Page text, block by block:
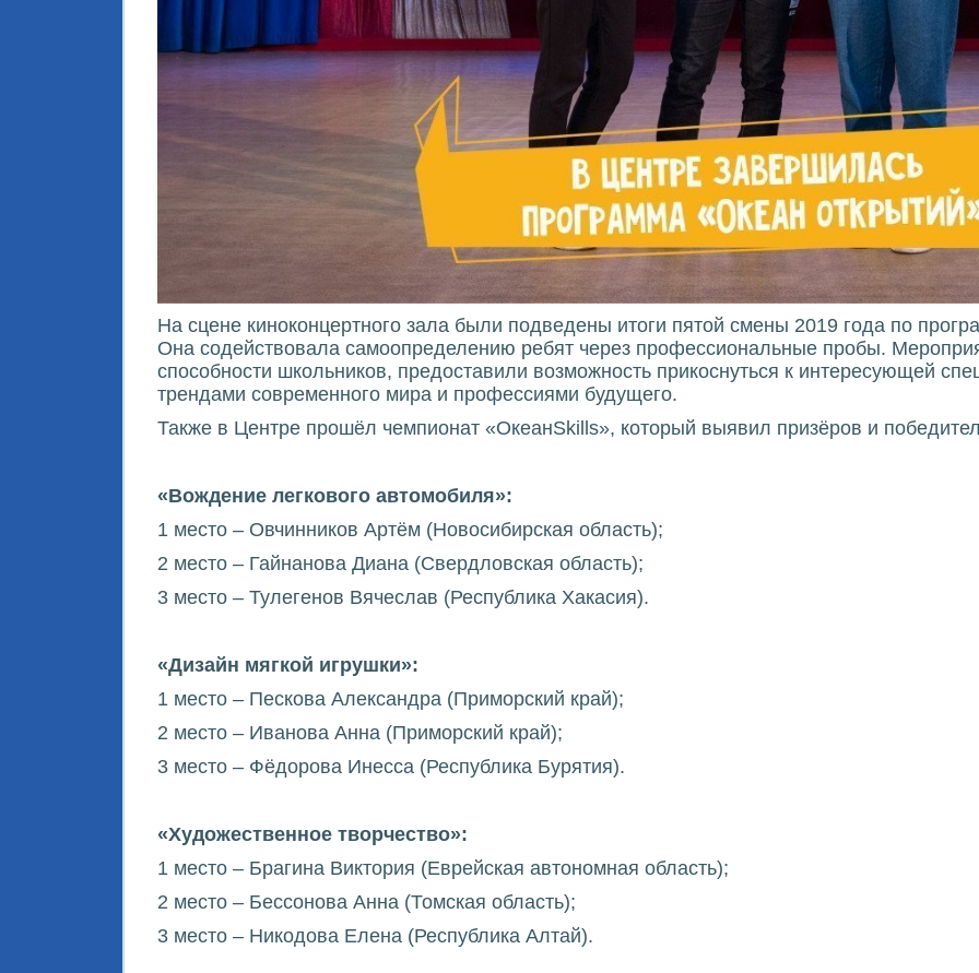
На сцене киноконцертного зала были подведены итоги пятой смены 2019 года по
Она содействовала самоопределению ребят через профессиональные пробы.
способности школьников, предоставили возможность прикоснуться к интересующей
трендами современного мира и профессиями будущего.
Также в Центре прошёл чемпионат «ОкеанSkills», который выявил призёров и
«Вождение легкового автомобиля»:
1 место – Овчинников Артём (Новосибирская область);
2 место – Гайнанова Диана (Свердловская область);
3 место – Тулегенов Вячеслав (Республика Хакасия).
«Дизайн мягкой игрушки»:
1 место – Пескова Александра (Приморский край);
2 место – Иванова Анна (Приморский край);
3 место – Фёдорова Инесса (Республика Бурятия).
«Художественное творчество»:
1 место – Брагина Виктория (Еврейская автономная область);
2 место – Бессонова Анна (Томская область);
3 место – Никодова Елена (Республика Алтай).